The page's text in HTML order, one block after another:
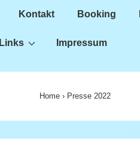
Kontakt Booking
Links Impressum
Home › Presse 2022